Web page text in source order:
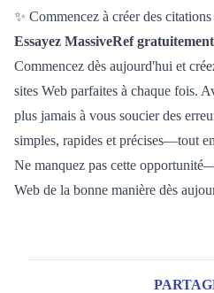
✨ Commencez à créer des
Essayez MassiveRef gratuitement
Commencez dès aujourd'hui et
sites Web parfaites à chaque fois.
plus jamais à vous soucier des
simples, rapides et précises—tout
Ne manquez pas cette
Web de la bonne manière dès